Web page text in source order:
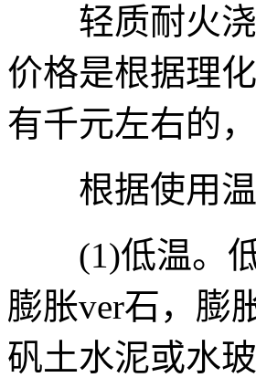
轻质耐火浇
价格是根据理
有千元左右的
根据使用温
(1)低温。低
膨胀ver石，膨
矾土水泥或水